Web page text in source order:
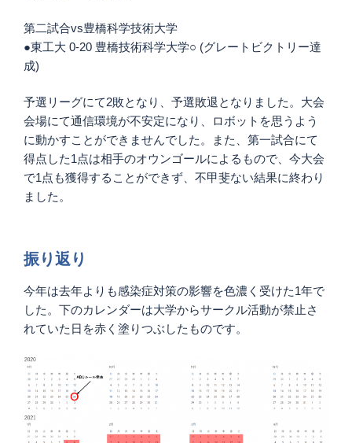
第二試合vs豊橋科学技術大学
●東工大 0-20 豊橋技術科学大学○ (グレートビクトリー達
成)
予選リーグにて2敗となり、予選敗退となりました。大会
会場にて通信環境が不安定になり、ロボットを思うよう
に動かすことができませんでした。また、第一試合にて
得点した1点は相手のオウンゴールによるもので、今大会
で1点も獲得することができず、不甲斐ない結果に終わり
ました。
振り返り
今年は去年よりも感染症対策の影響を色濃く受けた1年で
した。下のカレンダーは大学からサークル活動が禁止さ
れていた日を赤く塗りつぶしたものです。